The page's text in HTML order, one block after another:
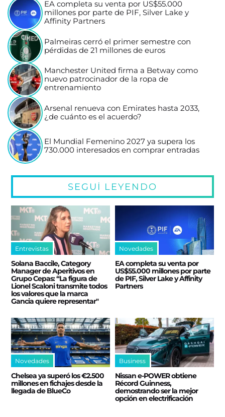
EA completa su venta por US$55.000
millones por parte de PIF, Silver Lake y
Affinity Partners
Palmeiras cerró el primer semestre con
pérdidas de 21 millones de euros
Manchester United firma a Betway como
nuevo patrocinador de la ropa de
entrenamiento
Arsenal renueva con Emirates hasta 2033,
¿de cuánto es el acuerdo?
El Mundial Femenino 2027 ya supera los
730.000 interesados en comprar entradas
SEGUÍ LEYENDO
Entrevistas
Solana Baccile, Category
Manager de Aperitivos en
Grupo Cepas: “La figura de
Lionel Scaloni transmite todos
los valores que la marca
Gancia quiere representar"
Novedades
EA completa su venta por
US$55.000 millones por parte
de PIF, Silver Lake y Affinity
Partners
Novedades
Chelsea ya superó los €2.500
millones en fichajes desde la
llegada de BlueCo
Business
Nissan e‑POWER obtiene
Récord Guinness,
demostrando ser la mejor
opción en electrificación